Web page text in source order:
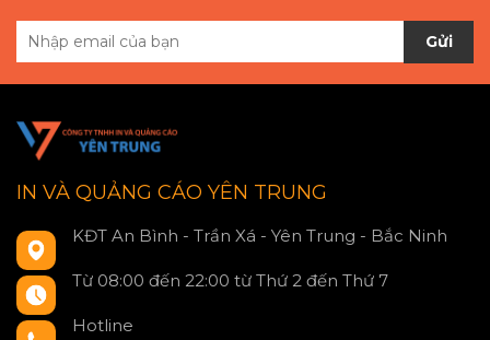
Gửi
IN VÀ QUẢNG CÁO YÊN TRUNG
KĐT An Bình - Trần Xá - Yên Trung - Bắc Ninh
Từ 08:00 đến 22:00 từ Thứ 2 đến Thứ 7
Hotline